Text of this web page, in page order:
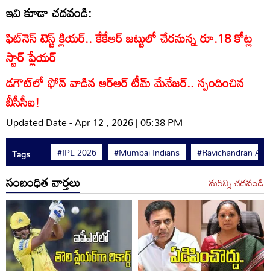
ఇవి కూడా చదవండి:
ఫిట్‌నెస్ టెస్ట్ క్లియర్.. కేకేఆర్‌ జట్టులో చేరనున్న రూ.18 కోట్ల
స్టార్ ప్లేయర్
డగౌట్‌లో ఫోన్ వాడిన ఆర్ఆర్ టీమ్ మేనేజర్.. స్పందించిన
బీసీసీఐ!
Updated Date - Apr 12 , 2026 | 05:38 PM
Tags #IPL 2026 #Mumbai Indians #Ravichandran
సంబంధిత వార్తలు మరిన్ని చదవండి